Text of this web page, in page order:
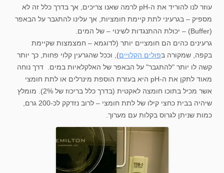
עוזר לנו להוריד את ה-pH לרמה שאנו צריכים, אך בדרך כלל זה לא
מספיק – בגרעיני לתת קיימת חומציות, אך עלינו להתגבר על הבאפר
(Buffer) – יכולת ההתנגדות לשינוי – של המים.
גרעינים כהים הם חומציים יותר (לדוגמא – חמצמצות שקיימת
בקפה, שמקורה בפולים הקלויים), וככל שהגרעין קלוי פחות, כך יותר
קשה לו יותר "להתגבר" על הבאפר של האלקלאיות במים. דרך נוחה
מאוד לתקן את ה-pH היא בעזרת הוספת מינרלים או לתת חומצי
אשר מכיל בתוכו חומצה לאקטית (בדרך כלל בריכוז של 2%). מומלץ
שיהיה בבית כחצי קילו של לתת חומצי – לרוב נזדקק לכ-200 גרם,
כמות שניתן לגרוס בקלות עם מערוך.